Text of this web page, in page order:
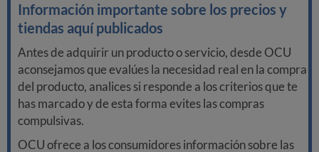
Información importante sobre los precios y
tiendas aquí publicados
Antes de adquirir un producto o servicio, desde OCU
aconsejamos que evalúes la necesidad real en la compra
del producto, analices si responde a los criterios que te
has marcado y de esta forma evites las compras
compulsivas.
OCU ofrece a los consumidores información sobre las